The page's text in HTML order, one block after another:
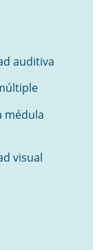
auditiva
médula
visual